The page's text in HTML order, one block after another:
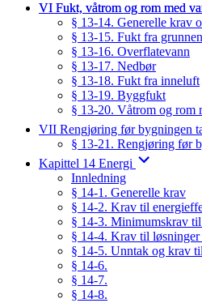
VI Fukt, våtrom og rom med
§ 13-14. Generelle krav
§ 13-15. Fukt fra grunnen
§ 13-16. Overflatevann
§ 13-17. Nedbør
§ 13-18. Fukt fra inneluft
§ 13-19. Byggfukt
§ 13-20. Våtrom og rom
VII Rengjøring før bygningen
§ 13-21. Rengjøring før
Kapittel 14 Energi
Innledning
§ 14-1. Generelle krav
§ 14-2. Krav til
§ 14-3. Minimumskrav
§ 14-4. Krav til
§ 14-5. Unntak og krav
§ 14-6.
§ 14-7.
§ 14-8.